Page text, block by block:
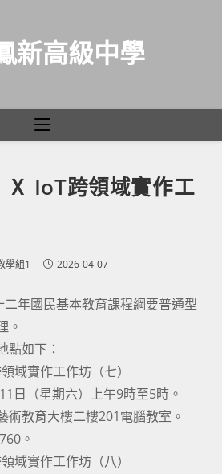
新高級中學
Ⅹ IoT跨領域實作工
學組1
Post2026-04-07
年國民基本教育課程綱要普通型
。
點如下：
域實作工作坊（七）
日（星期六）上午9時至5時。
術教育大樓二樓201電腦教室。
。
域實作工作坊（八）